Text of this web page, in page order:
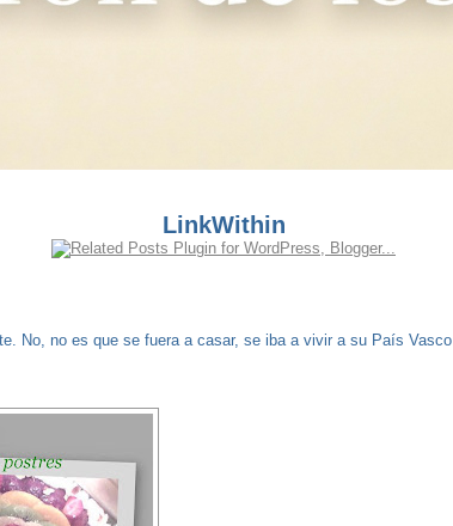
LinkWithin
No, no es que se fuera a casar, se iba a vivir a su País Vasco